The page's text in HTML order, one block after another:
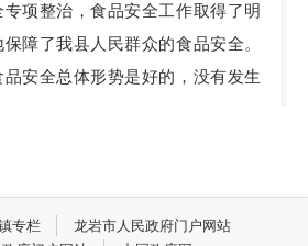
专项整治，食品安全工作取得了明
障了我县人民群众的食品安全。
安全总体形势是好的，没有发生
同时边远山村尚有一些来源不明、
专栏
龙岩市人民政府门户网站